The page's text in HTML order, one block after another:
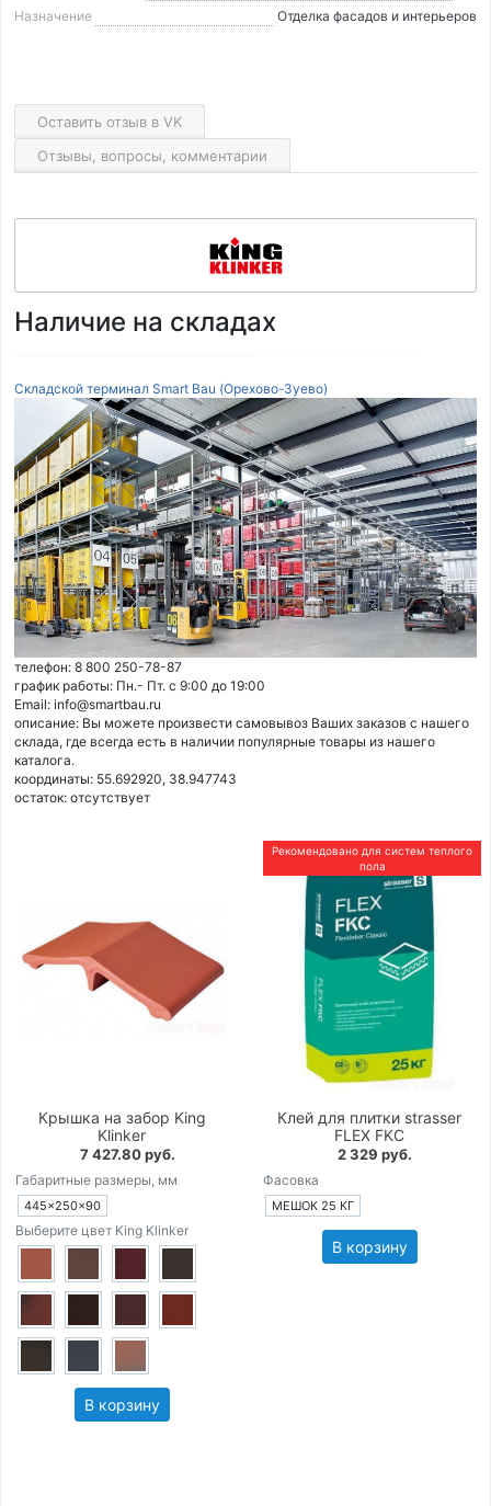
Назначение
Отделка фасадов и интерьеров
Оставить отзыв в VK
Отзывы, вопросы, комментарии
Наличие на складах
Складской терминал Smart Bau (Орехово-Зуево)
телефон: 8 800 250-78-87
график работы: Пн.- Пт. с 9:00 до 19:00
Email: info@smartbau.ru
описание: Вы можете произвести самовывоз Ваших заказов с нашего
склада, где всегда есть в наличии популярные товары из нашего
каталога.
координаты: 55.692920, 38.947743
остаток: отсутствует
Крышка на забор King
Klinker
7 427.80 руб.
Габаритные размеры, мм
445×250×90
Выберите цвет King Klinker
В корзину
Рекомендовано для систем теплого
пола
Клей для плитки strasser
FLEX FKC
2 329 руб.
Фасовка
МЕШОК 25 КГ
В корзину